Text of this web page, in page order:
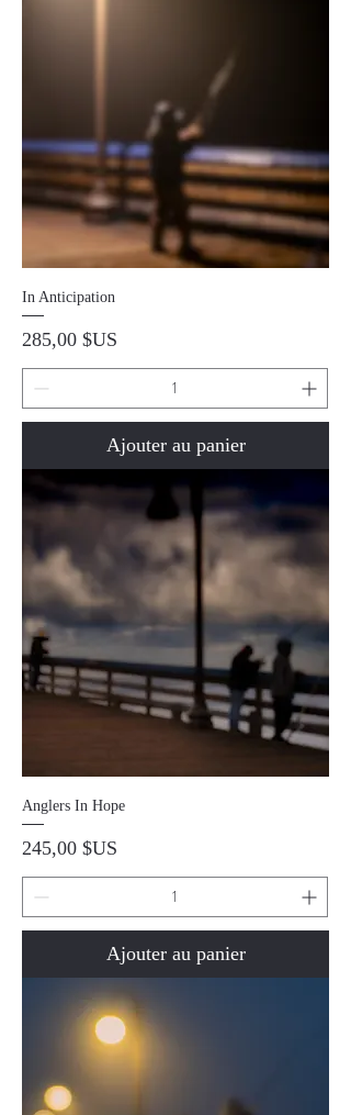
In Anticipation
Prix
285,00 $US
Ajouter au panier
Anglers In Hope
Prix
245,00 $US
Ajouter au panier